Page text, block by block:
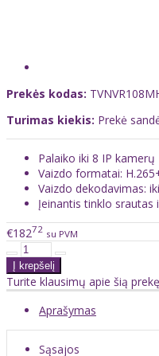
Prekės kodas:
Turimas kiekis: Prekė
Palaiko iki 8 IP kamerų
Vaizdo formatai:
Vaizdo dekodavimas:
Įeinantis tinklo srautas
€18272 su PVM
Turite klausimų apie šią
Aprašymas
Sąsajos